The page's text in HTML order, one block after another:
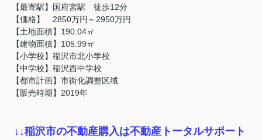
【最寄駅】国府宮駅 徒歩12分
【価格】 2850万円～2950万円
【土地面積】190.04㎡
【建物面積】105.99㎡
【小学校】稲沢市北小学校
【中学校】稲沢西中学校
【都市計画】市街化調整区域
【販売時期】2019年
↓ ↓稲沢市の不動産購入は不動産トータルサポート